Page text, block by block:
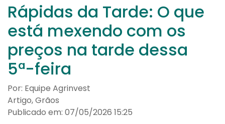
Rápidas da Tarde: O que
está mexendo com os
preços na tarde dessa
5ª-feira
Por: Equipe Agrinvest
Artigo, Grãos
Publicado em: 07/05/2026 15:25